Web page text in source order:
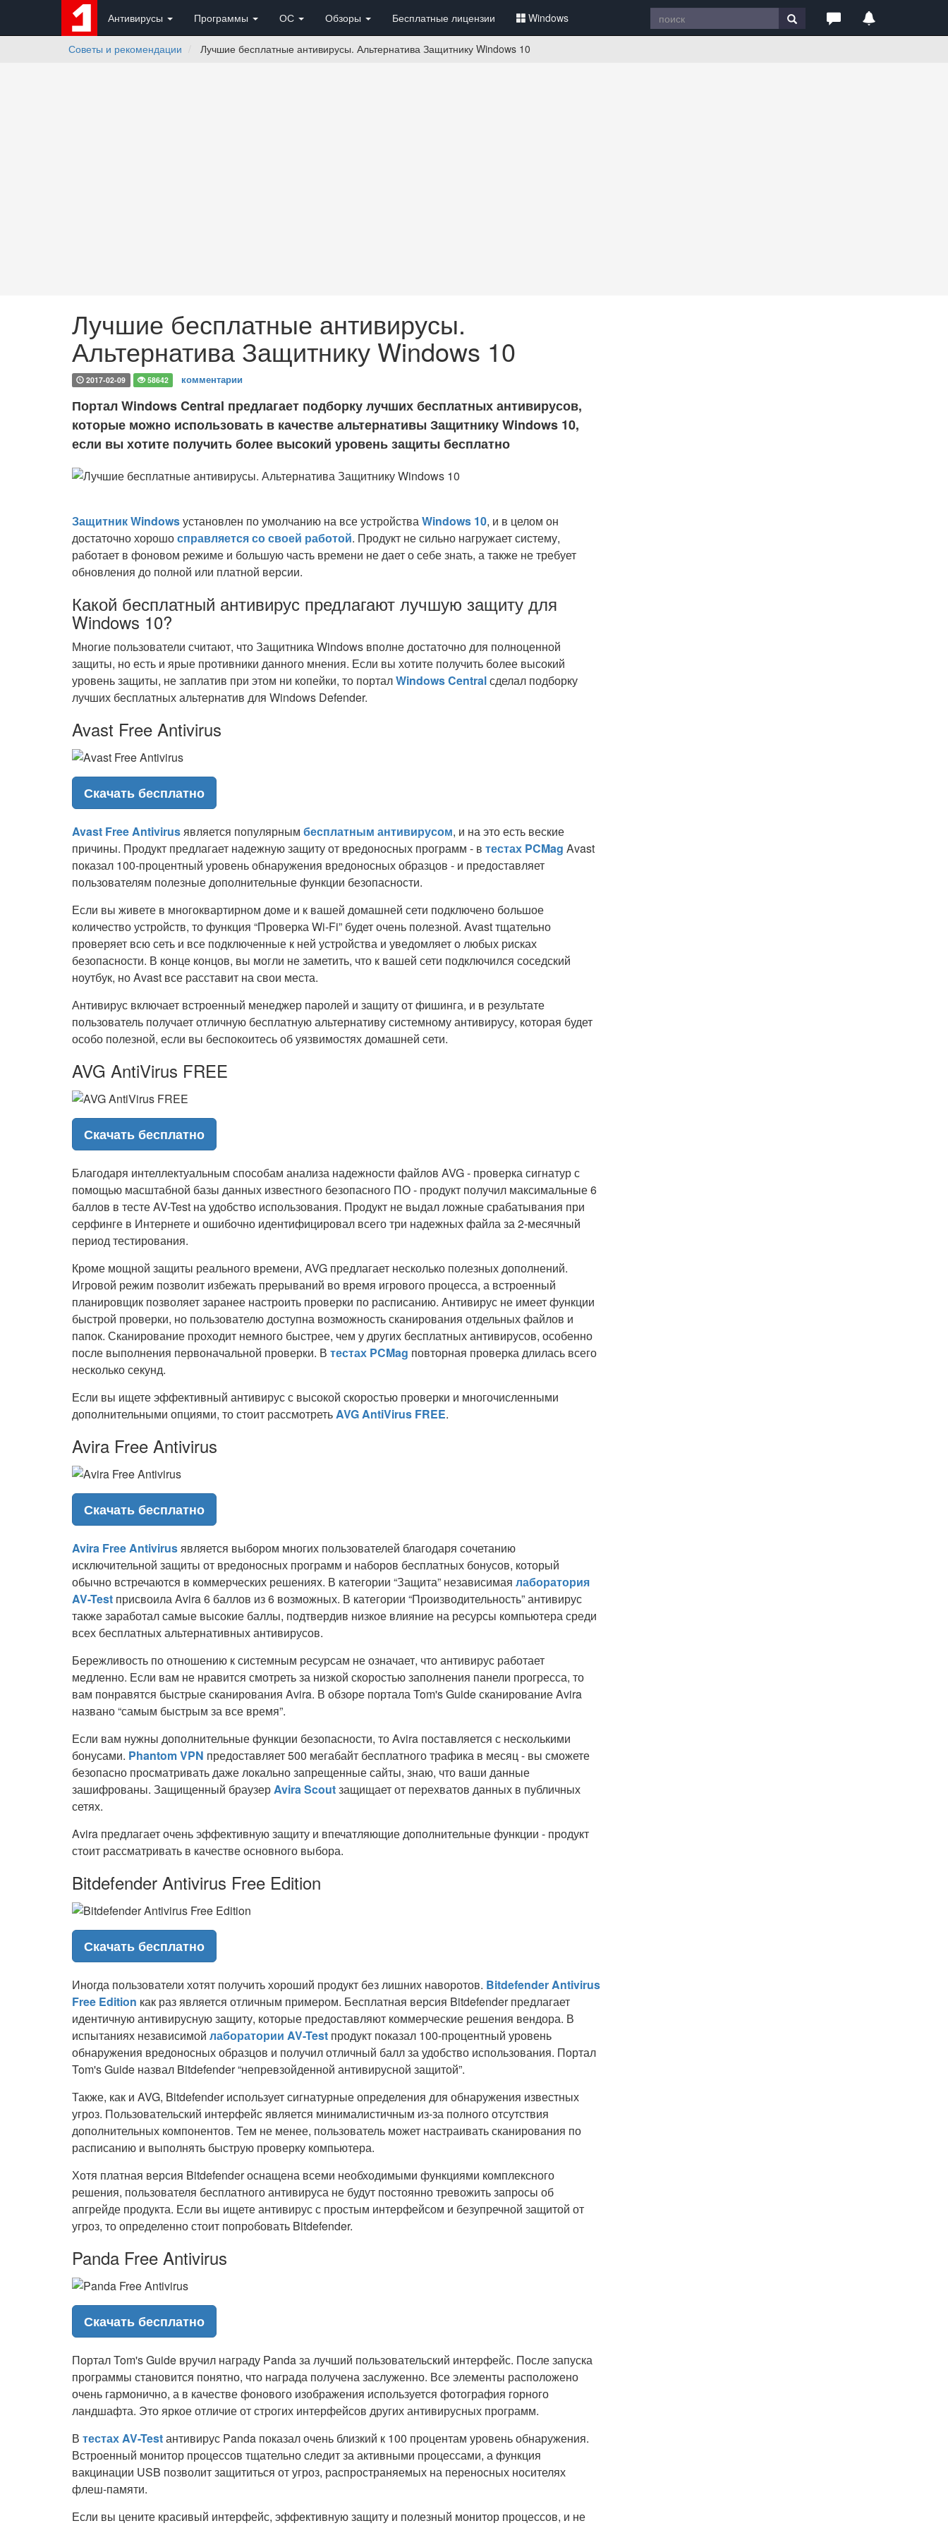
Антивирусы Программы ОС Обзоры Бесплатные лицензии Windows
Советы и рекомендации Лучшие бесплатные антивирусы. Альтернатива Защитнику Windows 10
Лучшие бесплатные антивирусы.
Альтернатива Защитнику Windows 10
2017-02-09 58642 комментарии
Портал Windows Central предлагает подборку лучших бесплатных антивирусов,
которые можно использовать в качестве альтернативы Защитнику Windows 10,
если вы хотите получить более высокий уровень защиты бесплатно
Защитник Windowsустановлен по умолчанию на все устройстваWindows 10, и в целом он
достаточно хорошосправляется со своей работой. Продукт не сильно нагружает систему,
работает в фоновом режиме и большую часть времени не дает о себе знать, а также не требует
обновления до полной или платной версии.
Какой бесплатный антивирус предлагают лучшую защиту для
Windows 10?
Многие пользователи считают, что Защитника Windows вполне достаточно для полноценной
защиты, но есть и ярые противники данного мнения. Если вы хотите получить более высокий
уровень защиты, не заплатив при этом ни копейки, то порталWindows Centralсделал подборку
лучших бесплатных альтернатив для Windows Defender.
Avast Free Antivirus
Скачать бесплатно
Avast Free Antivirusявляется популярным бесплатным антивирусом, и на это есть веские
причины. Продукт предлагает надежную защиту от вредоносных программ - в тестах PCMag Avast
показал 100-процентный уровень обнаружения вредоносных образцов - и предоставляет
пользователям полезные дополнительные функции безопасности.
Если вы живете в многоквартирном доме и к вашей домашней сети подключено большое
количество устройств, то функция “Проверка Wi-Fi” будет очень полезной. Avast тщательно
проверяет всю сеть и все подключенные к ней устройства и уведомляет о любых рисках
безопасности. В конце концов, вы могли не заметить, что к вашей сети подключился соседский
ноутбук, но Avast все расставит на свои места.
Антивирус включает встроенный менеджер паролей и защиту от фишинга, и в результате
пользователь получает отличную бесплатную альтернативу системному антивирусу, которая будет
особо полезной, если вы беспокоитесь об уязвимостях домашней сети.
AVG AntiVirus FREE
Скачать бесплатно
Благодаря интеллектуальным способам анализа надежности файлов AVG - проверка сигнатур с
помощью масштабной базы данных известного безопасного ПО - продукт получил максимальные 6
баллов в тесте AV-Test на удобство использования. Продукт не выдал ложные срабатывания при
серфинге в Интернете и ошибочно идентифицировал всего три надежных файла за 2-месячный
период тестирования.
Кроме мощной защиты реального времени, AVG предлагает несколько полезных дополнений.
Игровой режим позволит избежать прерываний во время игрового процесса, а встроенный
планировщик позволяет заранее настроить проверки по расписанию. Антивирус не имеет функции
быстрой проверки, но пользователю доступна возможность сканирования отдельных файлов и
папок. Сканирование проходит немного быстрее, чем у других бесплатных антивирусов, особенно
после выполнения первоначальной проверки. В тестах PCMag повторная проверка длилась всего
несколько секунд.
Если вы ищете эффективный антивирус с высокой скоростью проверки и многочисленными
дополнительными опциями, то стоит рассмотретьAVG AntiVirus FREE.
Avira Free Antivirus
Скачать бесплатно
Avira Free Antivirusявляется выбором многих пользователей благодаря сочетанию
исключительной защиты от вредоносных программ и наборов бесплатных бонусов, который
обычно встречаются в коммерческих решениях. В категории “Защита” независимая лаборатория
AV-Test присвоила Avira 6 баллов из 6 возможных. В категории “Производительность” антивирус
также заработал самые высокие баллы, подтвердив низкое влияние на ресурсы компьютера среди
всех бесплатных альтернативных антивирусов.
Бережливость по отношению к системным ресурсам не означает, что антивирус работает
медленно. Если вам не нравится смотреть за низкой скоростью заполнения панели прогресса, то
вам понравятся быстрые сканирования Avira. В обзоре портала Tom's Guide сканирование Avira
названо “самым быстрым за все время”.
Если вам нужны дополнительные функции безопасности, то Avira поставляется с несколькими
бонусами. Phantom VPN предоставляет 500 мегабайт бесплатного трафика в месяц - вы сможете
безопасно просматривать даже локально запрещенные сайты, знаю, что ваши данные
зашифрованы. Защищенный браузерAvira Scoutзащищает от перехватов данных в публичных
сетях.
Avira предлагает очень эффективную защиту и впечатляющие дополнительные функции - продукт
стоит рассматривать в качестве основного выбора.
Bitdefender Antivirus Free Edition
Скачать бесплатно
Иногда пользователи хотят получить хороший продукт без лишних наворотов. Bitdefender Antivirus
Free Edition как раз является отличным примером. Бесплатная версия Bitdefender предлагает
идентичную антивирусную защиту, которые предоставляют коммерческие решения вендора. В
испытаниях независимой лаборатории AV-Test продукт показал 100-процентный уровень
обнаружения вредоносных образцов и получил отличный балл за удобство использования. Портал
Tom's Guide назвал Bitdefender “непревзойденной антивирусной защитой”.
Также, как и AVG, Bitdefender использует сигнатурные определения для обнаружения известных
угроз. Пользовательский интерфейс является минималистичным из-за полного отсутствия
дополнительных компонентов. Тем не менее, пользователь может настраивать сканирования по
расписанию и выполнять быструю проверку компьютера.
Хотя платная версия Bitdefender оснащена всеми необходимыми функциями комплексного
решения, пользователя бесплатного антивируса не будут постоянно тревожить запросы об
апгрейде продукта. Если вы ищете антивирус с простым интерфейсом и безупречной защитой от
угроз, то определенно стоит попробовать Bitdefender.
Panda Free Antivirus
Скачать бесплатно
Портал Tom's Guide вручил награду Panda за лучший пользовательский интерфейс. После запуска
программы становится понятно, что награда получена заслуженно. Все элементы расположено
очень гармонично, а в качестве фонового изображения используется фотография горного
ландшафта. Это яркое отличие от строгих интерфейсов других антивирусных программ.
В тестах AV-Testантивирус Panda показал очень близкий к 100 процентам уровень обнаружения.
Встроенный монитор процессов тщательно следит за активными процессами, а функция
вакцинации USB позволит защититься от угроз, распространяемых на переносных носителях
флеш-памяти.
Если вы цените красивый интерфейс, эффективную защиту и полезный монитор процессов, и не